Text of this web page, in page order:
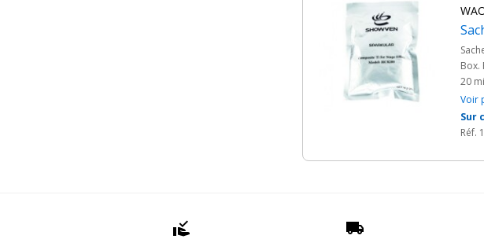
Box.
20
Voir
Sur
Réf.